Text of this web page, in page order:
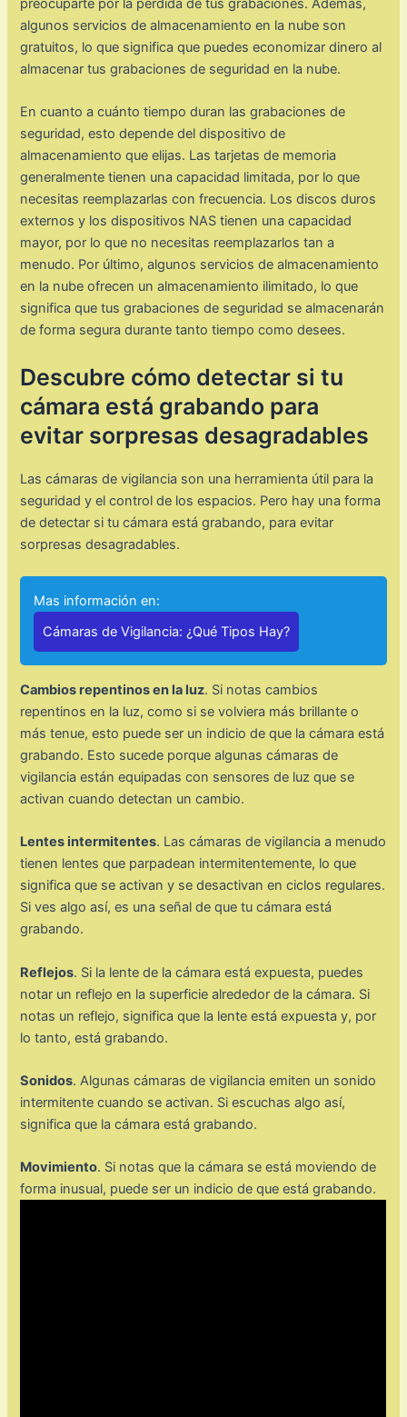
preocuparte por la pérdida de tus grabaciones. Además,
algunos servicios de almacenamiento en la nube son
gratuitos, lo que significa que puedes economizar dinero al
almacenar tus grabaciones de seguridad en la nube.
En cuanto a cuánto tiempo duran las grabaciones de
seguridad, esto depende del dispositivo de
almacenamiento que elijas. Las tarjetas de memoria
generalmente tienen una capacidad limitada, por lo que
necesitas reemplazarlas con frecuencia. Los discos duros
externos y los dispositivos NAS tienen una capacidad
mayor, por lo que no necesitas reemplazarlos tan a
menudo. Por último, algunos servicios de almacenamiento
en la nube ofrecen un almacenamiento ilimitado, lo que
significa que tus grabaciones de seguridad se almacenarán
de forma segura durante tanto tiempo como desees.
Descubre cómo detectar si tu
cámara está grabando para
evitar sorpresas desagradables
Las cámaras de vigilancia son una herramienta útil para la
seguridad y el control de los espacios. Pero hay una forma
de detectar si tu cámara está grabando, para evitar
sorpresas desagradables.
Mas información en:
Cámaras de Vigilancia: ¿Qué Tipos Hay?
Cambios repentinos en la luz. Si notas cambios
repentinos en la luz, como si se volviera más brillante o
más tenue, esto puede ser un indicio de que la cámara está
grabando. Esto sucede porque algunas cámaras de
vigilancia están equipadas con sensores de luz que se
activan cuando detectan un cambio.
Lentes intermitentes. Las cámaras de vigilancia a menudo
tienen lentes que parpadean intermitentemente, lo que
significa que se activan y se desactivan en ciclos regulares.
Si ves algo así, es una señal de que tu cámara está
grabando.
Reflejos. Si la lente de la cámara está expuesta, puedes
notar un reflejo en la superficie alrededor de la cámara. Si
notas un reflejo, significa que la lente está expuesta y, por
lo tanto, está grabando.
Sonidos. Algunas cámaras de vigilancia emiten un sonido
intermitente cuando se activan. Si escuchas algo así,
significa que la cámara está grabando.
Movimiento. Si notas que la cámara se está moviendo de
forma inusual, puede ser un indicio de que está grabando.